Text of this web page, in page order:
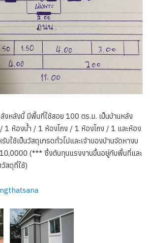
งหลังนี้ มีพื้นที่ใช้สอย 100 ตร.ม. เป็นบ้านหลัง
1 ห้องน้ำ / 1 ห้องโถง / 1 ห้องโถง / 1 และห้อง
บใช้เป็นวัสดุเกรดทั่วไปและเจ้าของบ้านจัดหางบ
(*** ซึ่งต้นทุนแรงงานขึ้นอยู่กับพื้นที่และ
สดุที่ใช้)